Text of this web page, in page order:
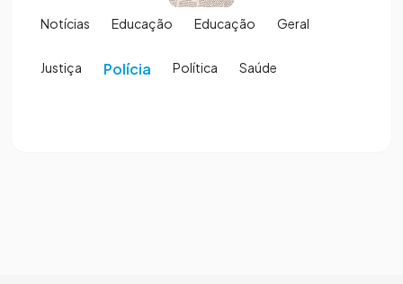
Notícias Educação Educação Geral
Justiça Polícia Política Saúde